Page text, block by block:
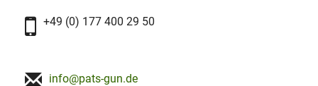
+49 (0) 177 400 29 50
info@pats-gun.de